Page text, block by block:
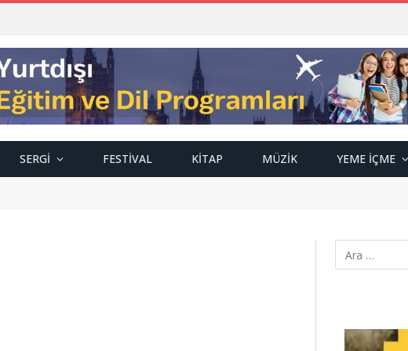
SERGI FESTIVAL KITAP MÜZIK YEME İÇME
Video